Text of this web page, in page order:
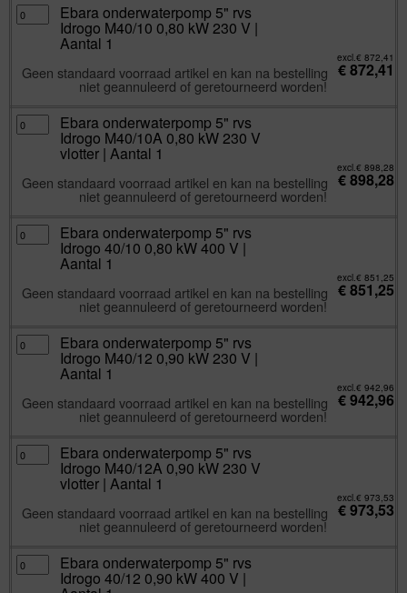
Aantal
1
aantal
Ebara
onderwaterpomp
5"
0,80
kW
Aantal
1
aantal
Ebara onderwaterpomp 5" rvs
Idrogo M40/10 0,80 kW 230 V |
Aantal 1
excl.€ 872,41
€872,41
Geen standaard voorraad artikel en kan na bestelling
niet geannuleerd of geretourneerd worden!
Ebara
onderwaterpomp
5"
0,80
kW
|
Aantal
1
Ebara onderwaterpomp 5" rvs
Idrogo M40/10A 0,80 kW 230 V
vlotter | Aantal 1
excl.€ 898,28
€898,28
Geen standaard voorraad artikel en kan na bestelling
niet geannuleerd of geretourneerd worden!
Ebara
onderwaterpomp
5"
0,80
kW
Aantal
1
aantal
Ebara onderwaterpomp 5" rvs
Idrogo 40/10 0,80 kW 400 V |
Aantal 1
excl.€ 851,25
€851,25
Geen standaard voorraad artikel en kan na bestelling
niet geannuleerd of geretourneerd worden!
Ebara
onderwaterpomp
5"
0,90
kW
Aantal
1
aantal
Ebara onderwaterpomp 5" rvs
Idrogo M40/12 0,90 kW 230 V |
Aantal 1
excl.€ 942,96
€942,96
Geen standaard voorraad artikel en kan na bestelling
niet geannuleerd of geretourneerd worden!
Ebara
onderwaterpomp
5"
0,90
kW
|
Aantal
1
Ebara onderwaterpomp 5" rvs
Idrogo M40/12A 0,90 kW 230 V
vlotter | Aantal 1
excl.€ 973,53
€973,53
Geen standaard voorraad artikel en kan na bestelling
niet geannuleerd of geretourneerd worden!
Ebara
onderwaterpomp
5"
Ebara onderwaterpomp 5" rvs
Idrogo 40/12 0,90 kW 400 V |